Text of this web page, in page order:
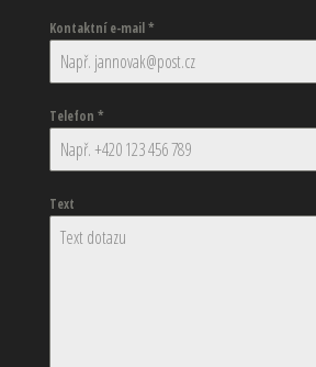
Kontaktní e-mail*
Telefon *
Text